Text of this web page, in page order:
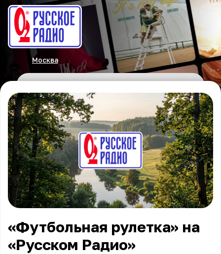
Москва
«Футбольная рулетка» на
«Русском Радио»